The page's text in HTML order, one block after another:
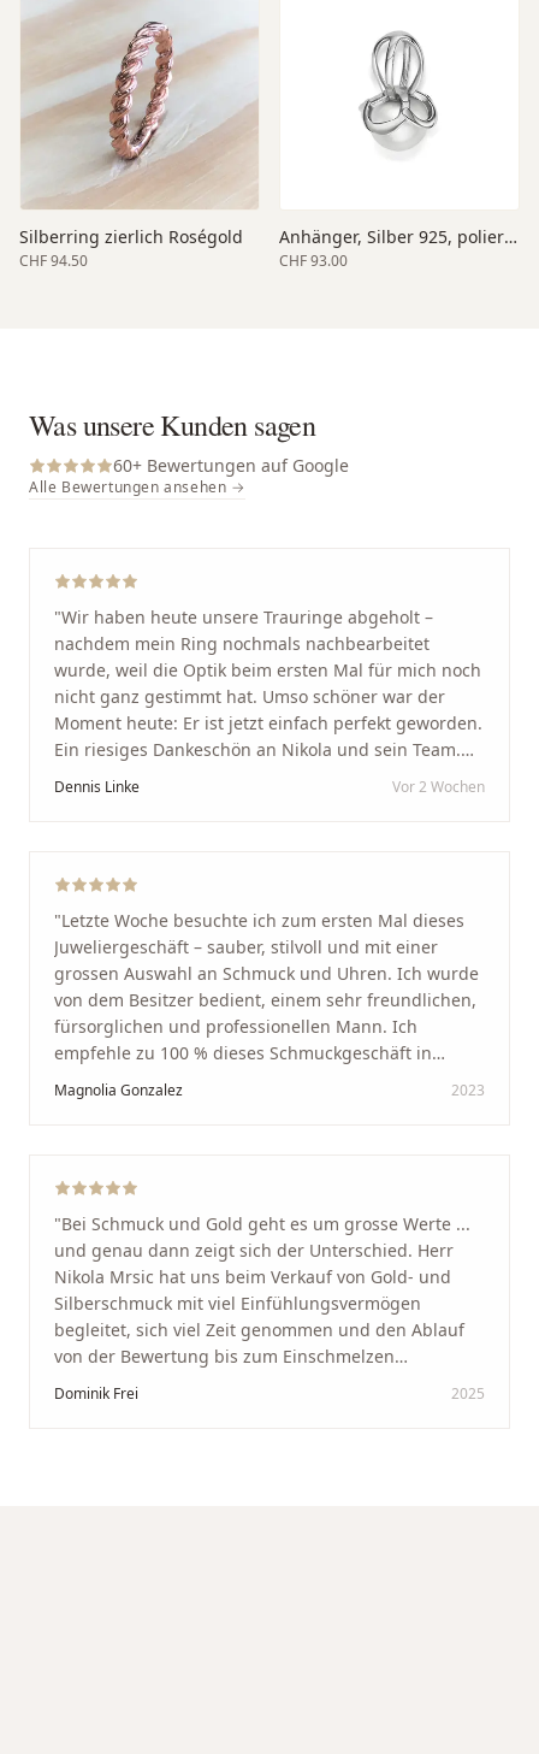
Silberring zierlich Roségold
CHF 94.50
Anhänger, Silber 925, poliert, Peridot
CHF 93.00
Was unsere Kunden sagen
60+ Bewertungen auf Google
Alle Bewertungen ansehen →
"Wir haben heute unsere Trauringe abgeholt –
nachdem mein Ring nochmals nachbearbeitet
wurde, weil die Optik beim ersten Mal für mich noch
nicht ganz gestimmt hat. Umso schöner war der
Moment heute: Er ist jetzt einfach perfekt geworden.
Ein riesiges Dankeschön an Nikola und sein Team.
Vom ersten Termin an wurden wir jedes Mal
Arbeit und seine Kunden wirklich am Herzen liegen.
Service und echte Herzlichkeit schätzt, ist hier genau
richtig."
Dennis Linke Vor 2 Wochen
"Letzte Woche besuchte ich zum ersten Mal dieses
Juweliergeschäft – sauber, stilvoll und mit einer
grossen Auswahl an Schmuck und Uhren. Ich wurde
von dem Besitzer bedient, einem sehr freundlichen,
fürsorglichen und professionellen Mann. Ich
empfehle zu 100 % dieses Schmuckgeschäft in
Schaffhausen. Ich selbst war sehr zufrieden und
glücklich mit der Behandlung. Ich danke Ihnen – ich
Magnolia Gonzalez 2023
"Bei Schmuck und Gold geht es um grosse Werte ...
und genau dann zeigt sich der Unterschied. Herr
Nikola Mrsic hat uns beim Verkauf von Gold- und
Silberschmuck mit viel Einfühlungsvermögen
begleitet, sich viel Zeit genommen und den Ablauf
von der Bewertung bis zum Einschmelzen
transparent und angenehm gestaltet. Diskreter,
Dominik Frei 2025